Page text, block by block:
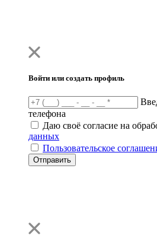
Войти или создать профиль
телефона
Даю своё согласие на
данных
Пользовательское
Отправить